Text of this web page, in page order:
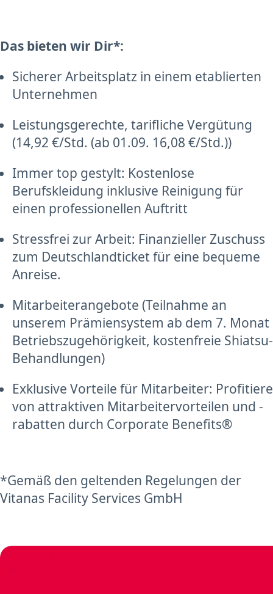
Das bieten wir Dir*:
Sicherer Arbeitsplatz in einem etablierten
Unternehmen
Leistungsgerechte, tarifliche Vergütung
(14,92 €/Std. (ab 01.09. 16,08 €/Std.))
Immer top gestylt: Kostenlose
Berufskleidung inklusive Reinigung für
einen professionellen Auftritt
Stressfrei zur Arbeit: Finanzieller Zuschuss
zum Deutschlandticket für eine bequeme
Anreise.
Mitarbeiterangebote (Teilnahme an
unserem Prämiensystem ab dem 7. Monat
Betriebszugehörigkeit, kostenfreie Shiatsu-
Behandlungen)
Exklusive Vorteile für Mitarbeiter: Profitiere
von attraktiven Mitarbeitervorteilen und -
rabatten durch Corporate Benefits®
*Gemäß den geltenden Regelungen der
Vitanas Facility Services GmbH